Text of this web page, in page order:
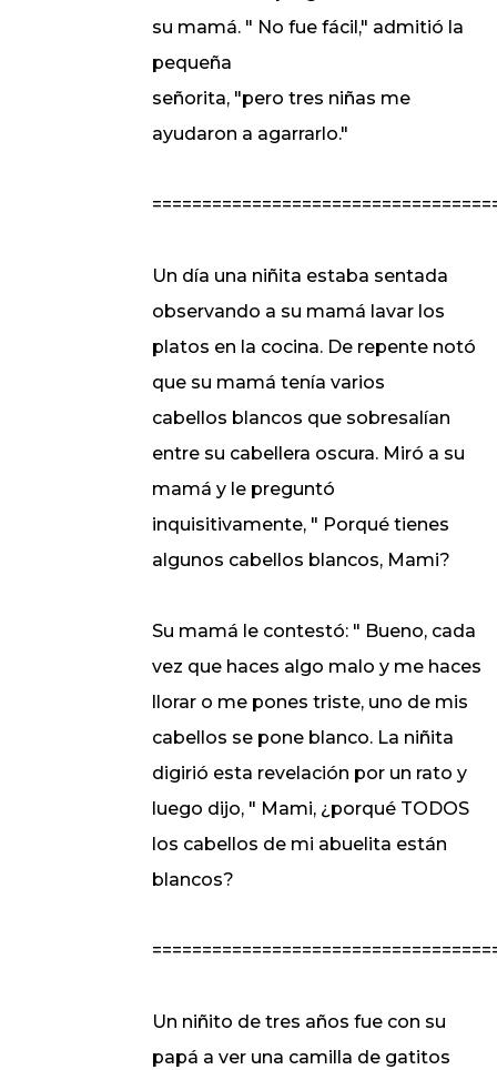
su mamá. " No fue fácil," admitió la
pequeña
señorita, "pero tres niñas me
ayudaron a agarrarlo."
Un día una niñita estaba sentada
observando a su mamá lavar los
platos en la cocina. De repente notó
que su mamá tenía varios
cabellos blancos que sobresalían
entre su cabellera oscura. Miró a su
mamá y le preguntó
inquisitivamente, " Porqué tienes
algunos cabellos blancos, Mami?
Su mamá le contestó: " Bueno, cada
vez que haces algo malo y me haces
llorar o me pones triste, uno de mis
cabellos se pone blanco. La niñita
digirió esta revelación por un rato y
luego dijo, " Mami, ¿porqué TODOS
los cabellos de mi abuelita están
blancos?
Un niñito de tres años fue con su
papá a ver una camilla de gatitos